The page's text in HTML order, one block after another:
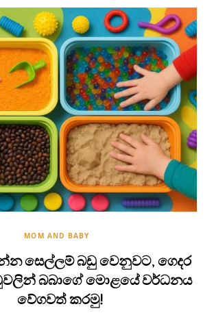
MOM AND BABY
සෙල්ලම් බඩු වෙනුවට, ගෙදර
බබාගේ මොළයේ වර්ධනය
වේගවත් කරමු!